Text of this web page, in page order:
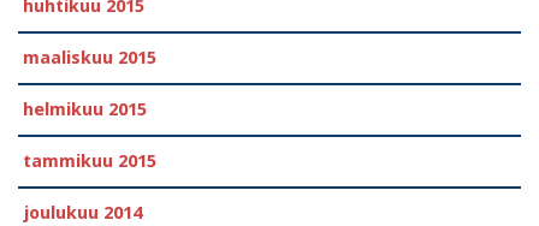
huhtikuu 2015
maaliskuu 2015
helmikuu 2015
tammikuu 2015
joulukuu 2014